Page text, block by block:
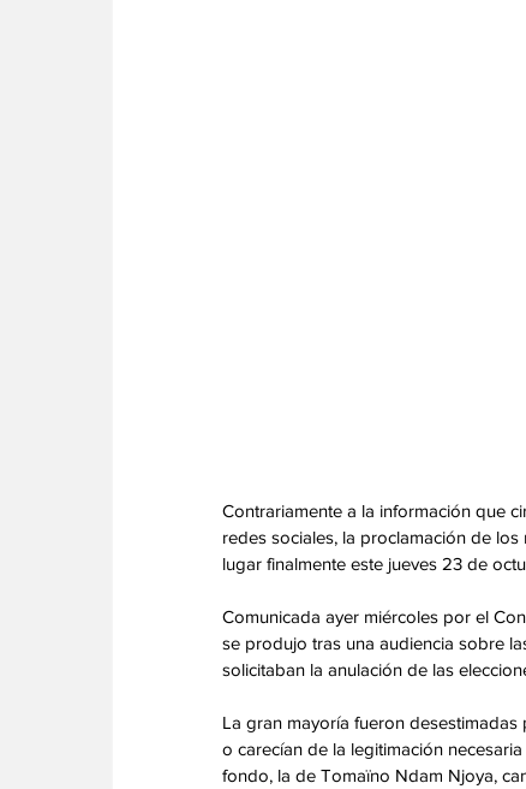
Contrariamente a la información que
redes sociales, la proclamación de
lugar finalmente este jueves 23 de
‎Comunicada ayer miércoles por el
se produjo tras una audiencia sobre
solicitaban la anulación de las
‎La gran mayoría fueron
o carecían de la legitimación
fondo, la de Tomaïno Ndam Njoya,